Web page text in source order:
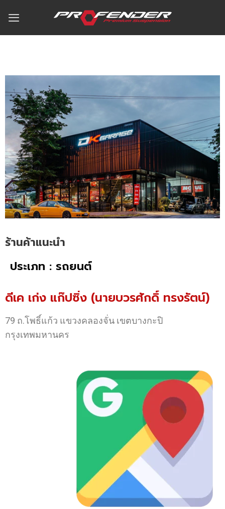
ร้านค้าแนะนำ
ประเภท : รถยนต์
ดีเค เก่ง แก๊ปซิ่ง (นายบวรศักดิ์ ทรงรัตน์)
79 ถ.โพธิ์แก้ว แขวงคลองจั่น เขตบางกะปิ
กรุงเทพมหานคร